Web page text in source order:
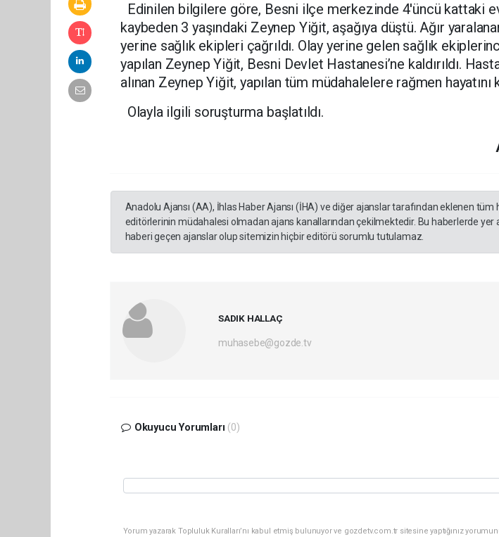
Edinilen bilgilere göre, Besni ilçe merkezinde 4'üncü kattaki
kaybeden 3 yaşındaki Zeynep Yiğit, aşağıya düştü. Ağır
yerine sağlık ekipleri çağrıldı. Olay yerine gelen sağlık
yapılan Zeynep Yiğit, Besni Devlet Hastanesi’ne kaldırıldı.
alınan Zeynep Yiğit, yapılan tüm müdahalelere rağmen hayatını
Olayla ilgili soruşturma başlatıldı.
Anadolu Ajansı (AA), İhlas Haber Ajansı (İHA) ve diğer ajanslar tarafından eklenen tüm
editörlerinin müdahalesi olmadan ajans kanallarından çekilmektedir. Bu haberlerde
haberi geçen ajanslar olup sitemizin hiçbir editörü sorumlu tutulamaz.
SADIK HALLAÇ
muhasebe@gozde.tv
Okuyucu Yorumları (0)
Yorum yazarak Topluluk Kuralları’nı kabul etmiş bulunuyor ve gozdetv.com.tr sitesine yaptığınız